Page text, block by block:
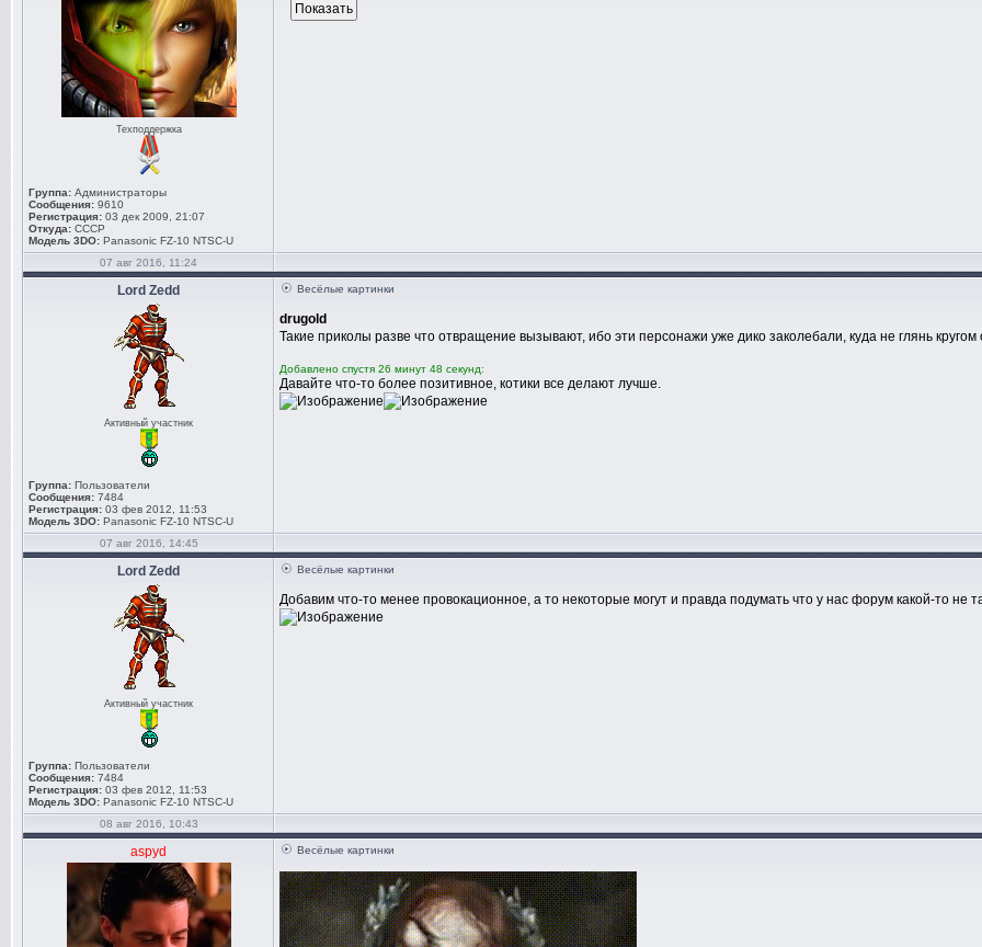
Техподдержка
Группа: Администраторы
Сообщения: 9610
Регистрация: 03 дек 2009, 21:07
Откуда: СССР
Модель 3DO: Panasonic FZ-10 NTSC-U
07 авг 2016, 11:24
Lord Zedd
Активный участник
Группа: Пользователи
Сообщения: 7484
Регистрация: 03 фев 2012, 11:53
Модель 3DO: Panasonic FZ-10 NTSC-U
Весёлые картинки
drugold
Такие приколы разве что отвращение вызывают, ибо эти персонажи уже дико заколебали, куда не глянь кругом
Добавлено спустя 26 минут 48 секунд:
Давайте что-то более позитивное, котики все делают лучше.
07 авг 2016, 14:45
Lord Zedd
Активный участник
Группа: Пользователи
Сообщения: 7484
Регистрация: 03 фев 2012, 11:53
Модель 3DO: Panasonic FZ-10 NTSC-U
Весёлые картинки
Добавим что-то менее провокационное, а то некоторые могут и правда подумать что у нас форум какой-то не
08 авг 2016, 10:43
aspyd Весёлые картинки